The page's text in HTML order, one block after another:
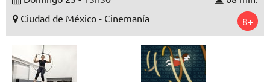
Ciudad de México - Cinemanía
8+